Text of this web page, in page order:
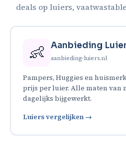
deals op luiers,
👶 Aanbieding
aanbieding-luiers.nl
Pampers, Huggies en huismerk
prijs per luier. Alle maten van
dagelijks bijgewerkt.
Luiers vergelijken →